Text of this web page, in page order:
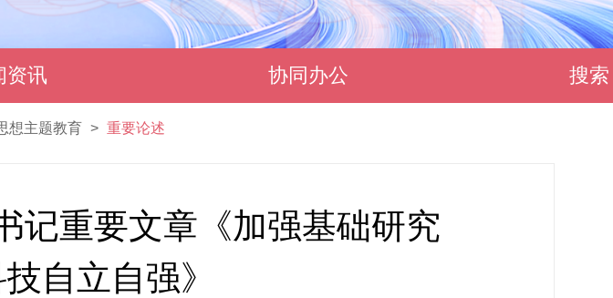
资讯 协同办公 搜索
想主题教育 > 重要论述
记重要文章《加强基础研究
自立自强》